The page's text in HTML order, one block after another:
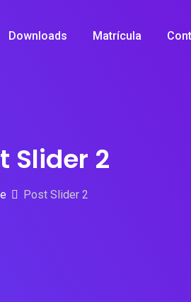
Downloads Matrícula
Slider 2
Post Slider 2